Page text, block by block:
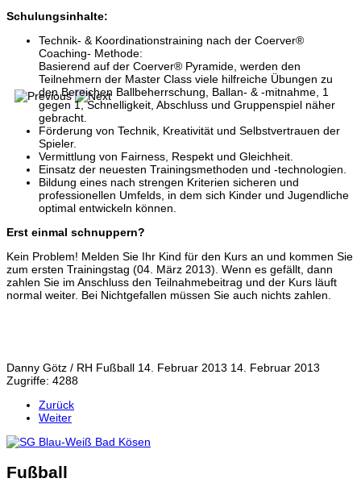
Schulungsinhalte:
Technik- & Koordinationstraining nach der Coerver®
Coaching- Methode:
Basierend auf der Coerver® Pyramide, werden den
Teilnehmern der Master Class viele hilfreiche Übungen zu
den Bereichen Ballbeherrschung, Ballan- & -mitnahme, 1
gegen 1, Schnelligkeit, Abschluss und Gruppenspiel näher
gebracht.
Förderung von Technik, Kreativität und Selbstvertrauen der
Spieler.
Vermittlung von Fairness, Respekt und Gleichheit.
Einsatz der neuesten Trainingsmethoden und -technologien.
Bildung eines nach strengen Kriterien sicheren und
professionellen Umfelds, in dem sich Kinder und Jugendliche
optimal entwickeln können.
Erst einmal schnuppern?
Kein Problem! Melden Sie Ihr Kind für den Kurs an und kommen Sie
zum ersten Trainingstag (04. März 2013). Wenn es gefällt, dann
zahlen Sie im Anschluss den Teilnahmebeitrag und der Kurs läuft
normal weiter. Bei Nichtgefallen müssen Sie auch nichts zahlen.
Danny Götz / RH Fußball 14. Februar 2013 14. Februar 2013
Zugriffe: 4288
Zurück
Weiter
Fußball